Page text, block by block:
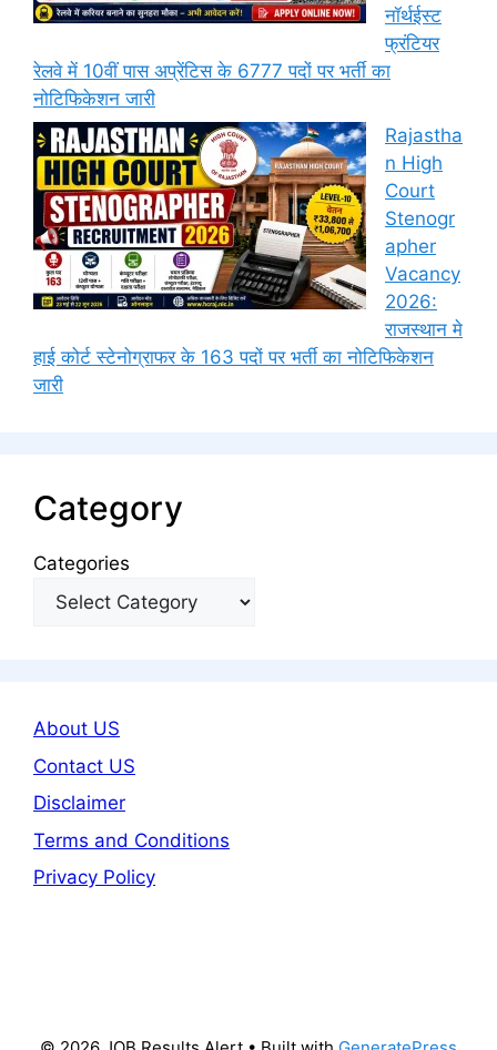
नॉर्थईस्ट
फ्रंटियर
रेलवे में 10वीं पास अप्रेंटिस के 6777 पदों पर भर्ती का
नोटिफिकेशन जारी
Rajastha
n High
Court
Stenogr
apher
Vacancy
2026:
राजस्थान मे
हाई कोर्ट स्टेनोग्राफर के 163 पदों पर भर्ती का नोटिफिकेशन
जारी
Category
Categories
About US
Contact US
Disclaimer
Terms and Conditions
Privacy Policy